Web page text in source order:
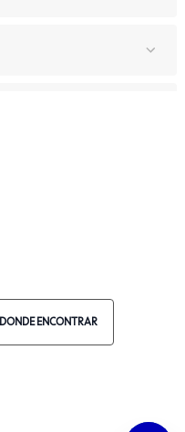
DONDE ENCONTRAR